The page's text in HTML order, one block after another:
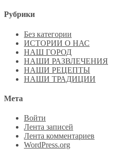
Рубрики
Без категории
ИСТОРИИ О НАС
НАШ ГОРОД
НАШИ РАЗВЛЕЧЕНИЯ
НАШИ РЕЦЕПТЫ
НАШИ ТРАДИЦИИ
Мета
Войти
Лента записей
Лента комментариев
WordPress.org